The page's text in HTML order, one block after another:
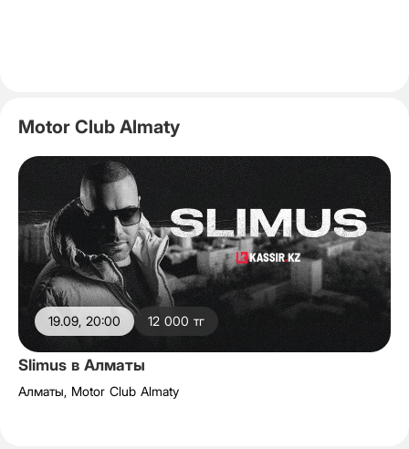
Motor Club Almaty
19.09, 20:00 12 000 тг
Slimus в Алматы
Алматы, Motor Club Almaty